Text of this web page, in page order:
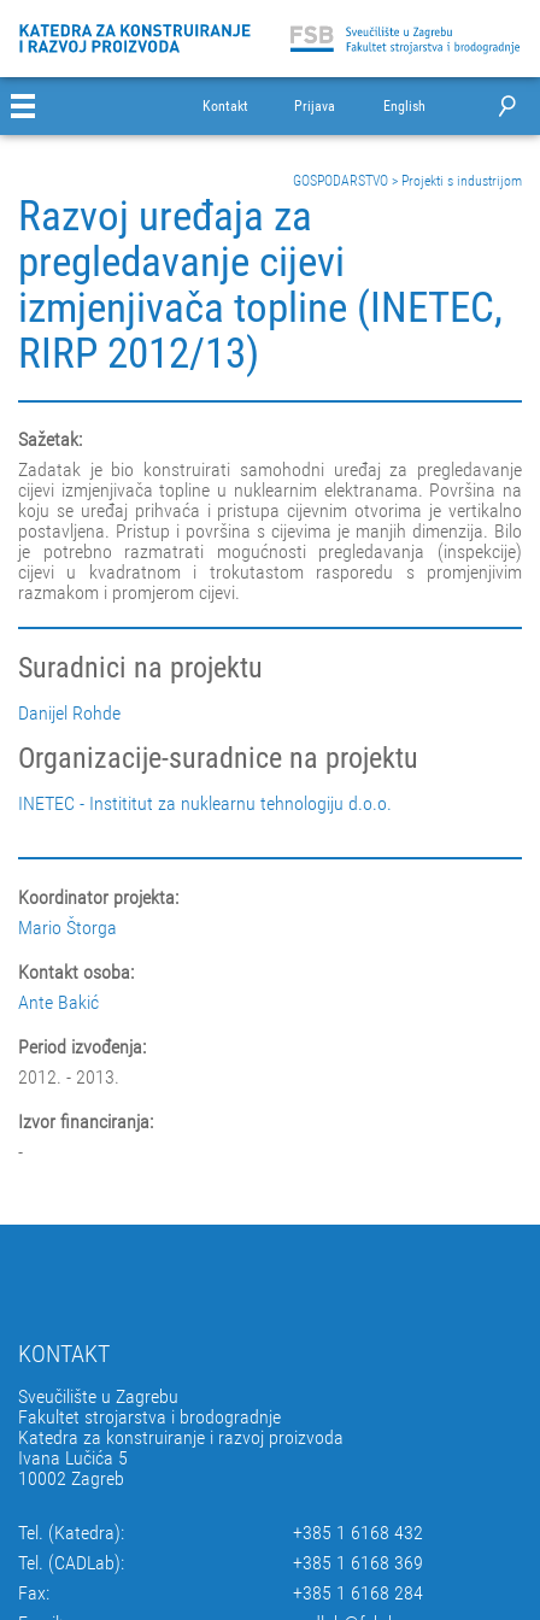
Kontakt Prijava English
GOSPODARSTVO > Projekti s industrijom
Razvoj uređaja za
pregledavanje cijevi
izmjenjivača topline (INETEC,
RIRP 2012/13)
Sažetak:
Zadatak je bio konstruirati samohodni uređaj za pregledavanje
cijevi izmjenjivača topline u nuklearnim elektranama. Površina na
koju se uređaj prihvaća i pristupa cijevnim otvorima je vertikalno
postavljena. Pristup i površina s cijevima je manjih dimenzija. Bilo
je potrebno razmatrati mogućnosti pregledavanja (inspekcije)
cijevi u kvadratnom i trokutastom rasporedu s promjenjivim
razmakom i promjerom cijevi.
Suradnici na projektu
Danijel Rohde
Organizacije-suradnice na projektu
INETEC - Instititut za nuklearnu tehnologiju d.o.o.
Koordinator projekta:
Mario Štorga
Kontakt osoba:
Ante Bakić
Period izvođenja:
2012. - 2013.
Izvor financiranja:
-
KONTAKT
Sveučilište u Zagrebu
Fakultet strojarstva i brodogradnje
Katedra za konstruiranje i razvoj proizvoda
Ivana Lučića 5
10002 Zagreb
Tel. (Katedra):
+385 1 6168 432
Tel. (CADLab):
+385 1 6168 369
Fax:
+385 1 6168 284